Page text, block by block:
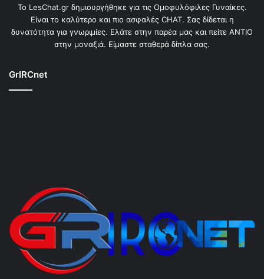
To LesChat.gr δημιουργήθηκε για τις Ομοφυλόφιλες Γυναίκες.
Είναι το καλύτερο και πιο ασφαλές CHAT. Σας δίδεται η
δυνατότητα για γνωριμίες. Ελάτε στην παρέα μας και πείτε ΑΝΤΙΟ
στην μοναξιά. Είμαστε σταθερά δίπλα σας.
GrIRCnet